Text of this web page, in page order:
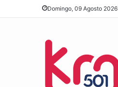
Domingo, 09 Agosto 2026